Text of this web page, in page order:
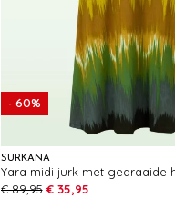
- 60%
SURKANA
€ 89,95 € 35,95